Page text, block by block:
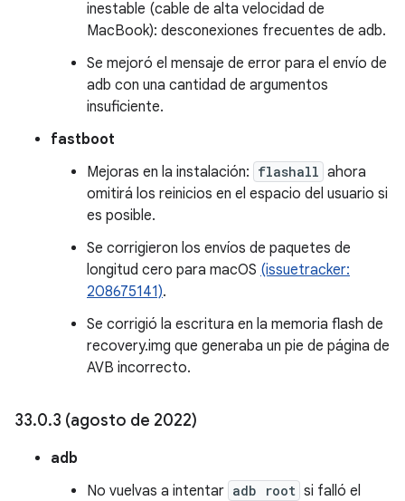
inestable (cable de alta velocidad de
MacBook): desconexiones frecuentes de adb.
Se mejoró el mensaje de error para el envío de
adb con una cantidad de argumentos
insuficiente.
fastboot
Mejoras en la instalación: flashall ahora
omitirá los reinicios en el espacio del usuario si
es posible.
Se corrigieron los envíos de paquetes de
longitud cero para macOS (issuetracker:
208675141).
Se corrigió la escritura en la memoria flash de
recovery.img que generaba un pie de página de
AVB incorrecto.
33.0.3 (agosto de 2022)
adb
No vuelvas a intentar adb root si falló el